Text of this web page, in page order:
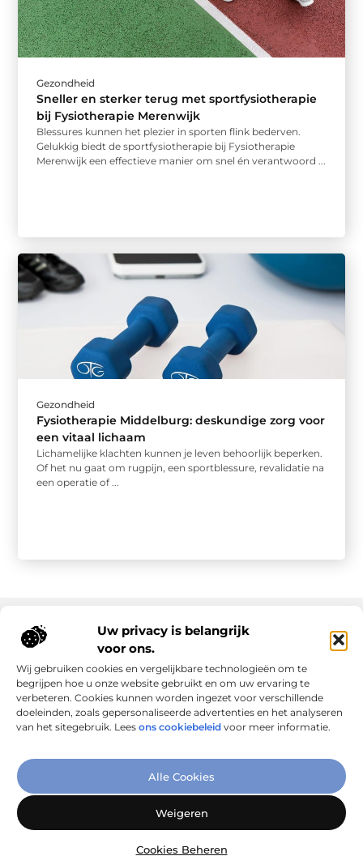
Uw privacy is belangrijk
voor ons.
Wij gebruiken cookies en vergelijkbare technologieën om te
begrijpen hoe u onze website gebruikt en om uw ervaring te
verbeteren. Cookies kunnen worden ingezet voor verschillende
doeleinden, zoals gepersonaliseerde advertenties en het analyseren
van het sitegebruik. Lees ons cookiebeleid voor meer informatie.
Alle Cookies
Weigeren
Cookies Beheren
Gezondheid
Sneller en sterker terug met sportfysiotherapie
bij Fysiotherapie Merenwijk
Blessures kunnen het plezier in sporten flink bederven.
Gelukkig biedt de sportfysiotherapie bij Fysiotherapie
Merenwijk een effectieve manier om snel én verantwoord ...
Gezondheid
Fysiotherapie Middelburg: deskundige zorg voor
een vitaal lichaam
Lichamelijke klachten kunnen je leven behoorlijk beperken.
Of het nu gaat om rugpijn, een sportblessure, revalidatie na
een operatie of ...
Verbind Artikelen, Deel Inzichten
vandaag nog!
Onze informatie